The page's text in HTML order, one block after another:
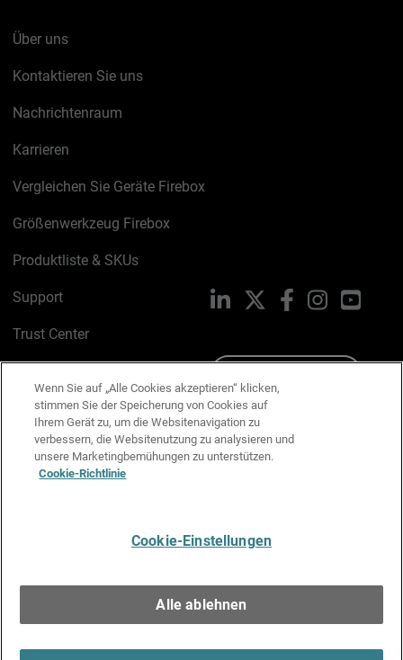
Über uns
Kontaktieren Sie uns
Nachrichtenraum
Karrieren
Vergleichen Sie Geräte Firebox
Größenwerkzeug Firebox
Produktliste & SKUs
Support
Trust Center
Cookie-Richtlinie
Datenschutzrichtlinie
Media & Brand Kit
LinkedIn FacebookInstagram
Wenn Sie auf „Alle Cookies akzeptieren“ klicken,
stimmen Sie der Speicherung von Cookies auf
Ihrem Gerät zu, um die Websitenavigation zu
verbessern, die Websitenutzung zu analysieren und
unsere Marketingbemühungen zu unterstützen.
Cookie-Richtlinie
Cookie-Einstellungen
Alle ablehnen